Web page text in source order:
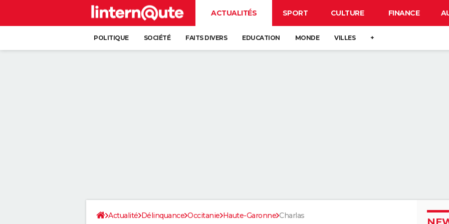
ACTUALITÉS SPORT CULTURE FINANCE
POLITIQUE SOCIÉTÉ FAITS DIVERS EDUCATION MONDE VILLES +
Actualité Délinquance Occitanie Haute-Garonne Charlas